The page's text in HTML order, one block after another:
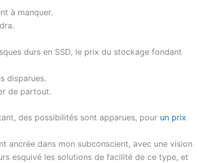
à manquer.
durs en SSD, le prix du stockage fondant
disparues.
de partout.
des possibilités sont apparues, pour un prix
ancrée dans mon subconscient, avec une vision
esquivé les solutions de facilité de ce type, et